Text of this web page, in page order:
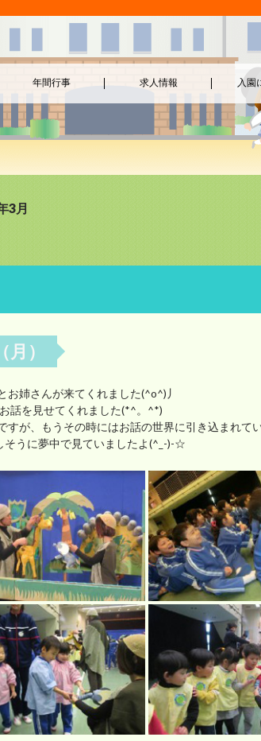
年間行事 求人情報 入園
3月
）
姉さんが来てくれました(^o^)丿
話を見せてくれました(*^。^*)
が、もうその時にはお話の世界に引き込まれて
うに夢中で見ていましたよ(^_-)-☆